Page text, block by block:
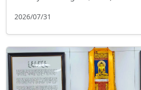
2026/07/31